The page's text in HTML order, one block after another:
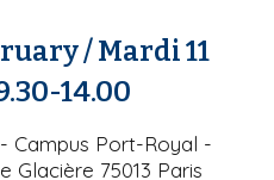
/ Mardi 11
14.00
Campus Port-Royal -
Glacière 75013 Paris